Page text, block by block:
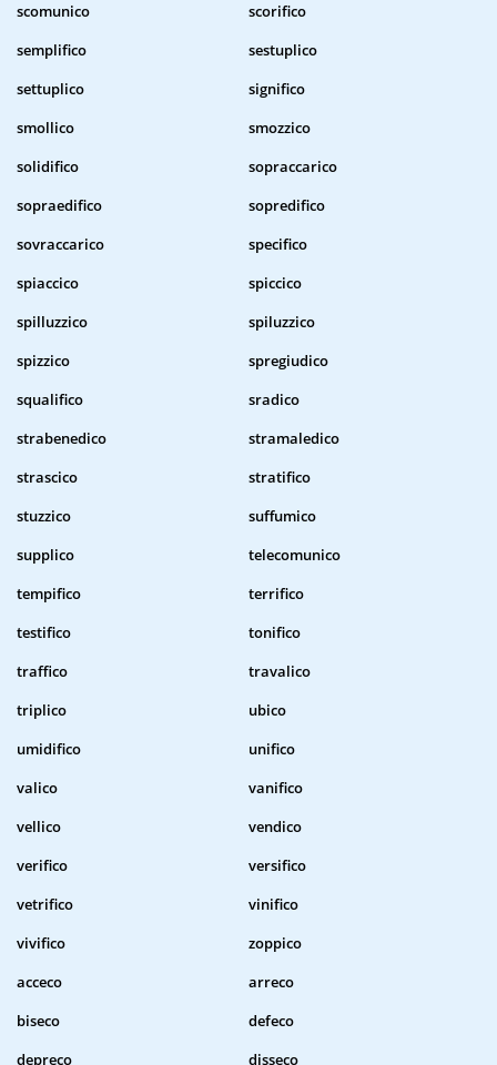
scomunico
scorifico
semplifico
sestuplico
settuplico
significo
smollico
smozzico
solidifico
sopraccarico
sopraedifico
sopredifico
sovraccarico
specifico
spiaccico
spiccico
spilluzzico
spiluzzico
spizzico
spregiudico
squalifico
sradico
strabenedico
stramaledico
strascico
stratifico
stuzzico
suffumico
supplico
telecomunico
tempifico
terrifico
testifico
tonifico
traffico
travalico
triplico
ubico
umidifico
unifico
valico
vanifico
vellico
vendico
verifico
versifico
vetrifico
vinifico
vivifico
zoppico
acceco
arreco
biseco
defeco
depreco
disseco